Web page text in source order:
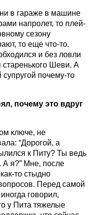
в гараже в машине
напролет, то плей-
сезону
то еще что-то.
и без ловли
старенького Шеви. А
почему-то
почему это вдруг
ключе, не
“Дорогой, а
к Питу? Ты ведь
А я?” Мне, после
то стыдно
Перед самой
говорил,
у Пита тяжелые